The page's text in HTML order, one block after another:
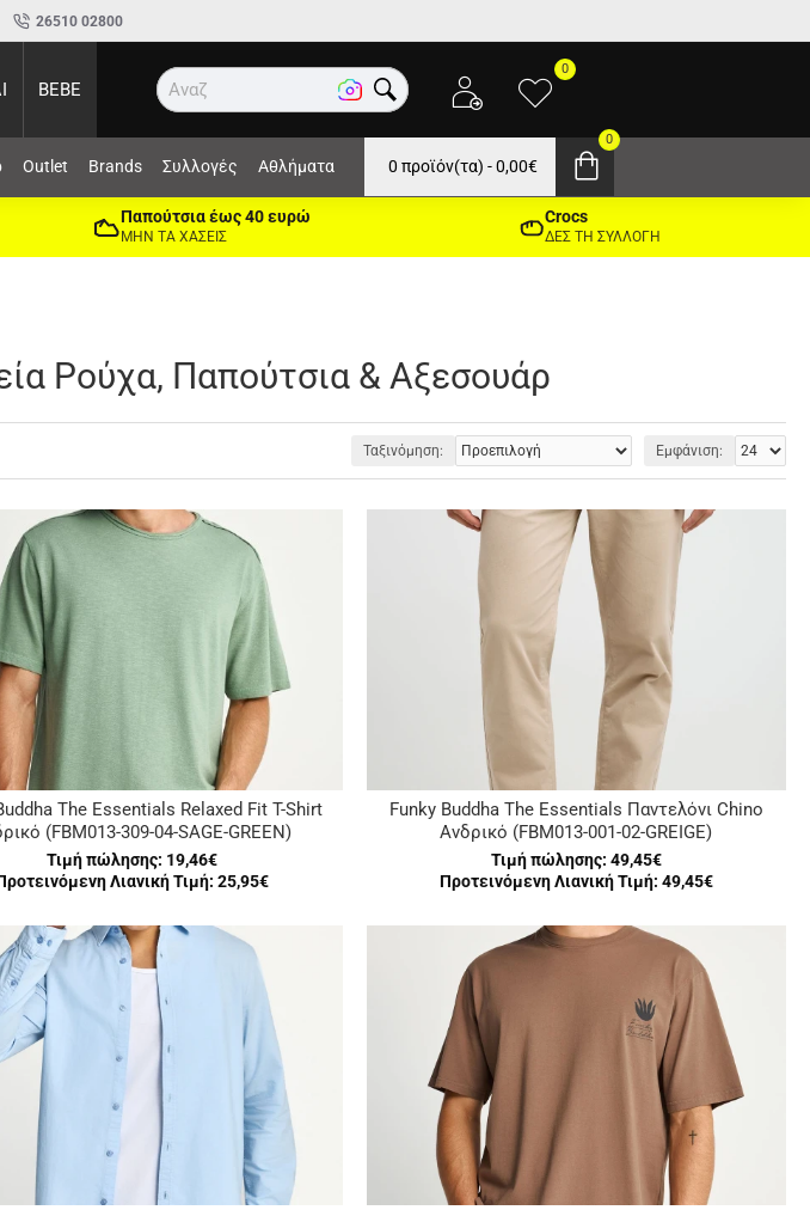
26510 02800
BEBE Αναζήτηση...
0
Outlet Brands Συλλογές Αθλήματα 0 προϊόν(τα) - 0,00€
0
Παπούτσια έως 40 ευρώ
ΜΗΝ ΤΑ ΧΑΣΕΙΣ
Crocs
ΔΕΣ ΤΗ ΣΥΛΛΟΓΗ
Ρούχα, Παπούτσια & Αξεσουάρ
Ταξινόμηση: Εμφάνιση:
The Essentials Relaxed Fit T-Shirt
(FBM013-309-04-SAGE-GREEN)
Τιμή πώλησης: 19,46€
Λιανική Τιμή: 25,95€
Funky Buddha The Essentials Παντελόνι Chino
Ανδρικό (FBM013-001-02-GREIGE)
Τιμή πώλησης: 49,45€
Προτεινόμενη Λιανική Τιμή: 49,45€